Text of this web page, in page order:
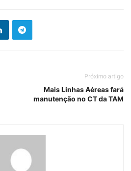
Próximo artigo
Mais Linhas Aéreas fará
manutenção no CT da TAM